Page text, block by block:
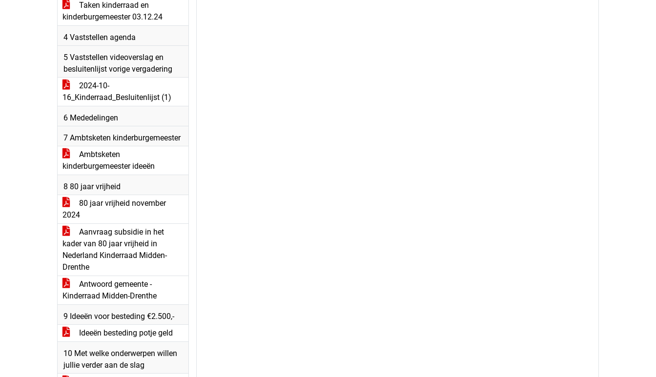
Taken kinderraad en
kinderburgemeester 03.12.24
4 Vaststellen agenda
5 Vaststellen videoverslag en
besluitenlijst vorige vergadering
2024-10-
16_Kinderraad_Besluitenlijst (1)
6 Mededelingen
7 Ambtsketen kinderburgemeester
Ambtsketen
kinderburgemeester ideeën
8 80 jaar vrijheid
80 jaar vrijheid november
2024
Aanvraag subsidie in het
kader van 80 jaar vrijheid in
Nederland Kinderraad Midden-
Drenthe
Antwoord gemeente -
Kinderraad Midden-Drenthe
9 Ideeën voor besteding €2.500,-
Ideeën besteding potje geld
10 Met welke onderwerpen willen
jullie verder aan de slag